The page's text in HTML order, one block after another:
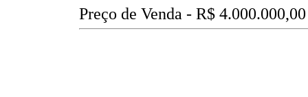
Preço de Venda - R$ 4.000.000,00